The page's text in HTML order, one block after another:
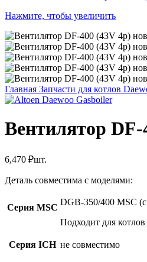
Нажмите, чтобы увеличить
Главная Запчасти для котлов
Вентилятор DF-
6,470 ₽шт.
Деталь совместима с моделями:
Серия MSC
DGB-350/400 MSC (с
Подходит для
Серия ICH не совместимо